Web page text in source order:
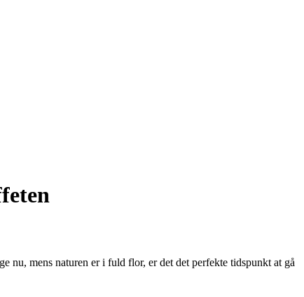
nu, mens naturen er i fuld flor, er det det perfekte tidspunkt at gå